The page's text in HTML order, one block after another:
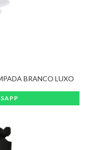
BRANCO LUXO